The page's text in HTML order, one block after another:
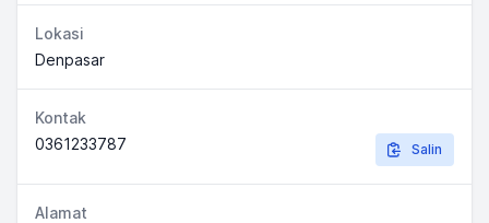
Lokasi
Denpasar
Kontak
0361233787
Salin
Alamat